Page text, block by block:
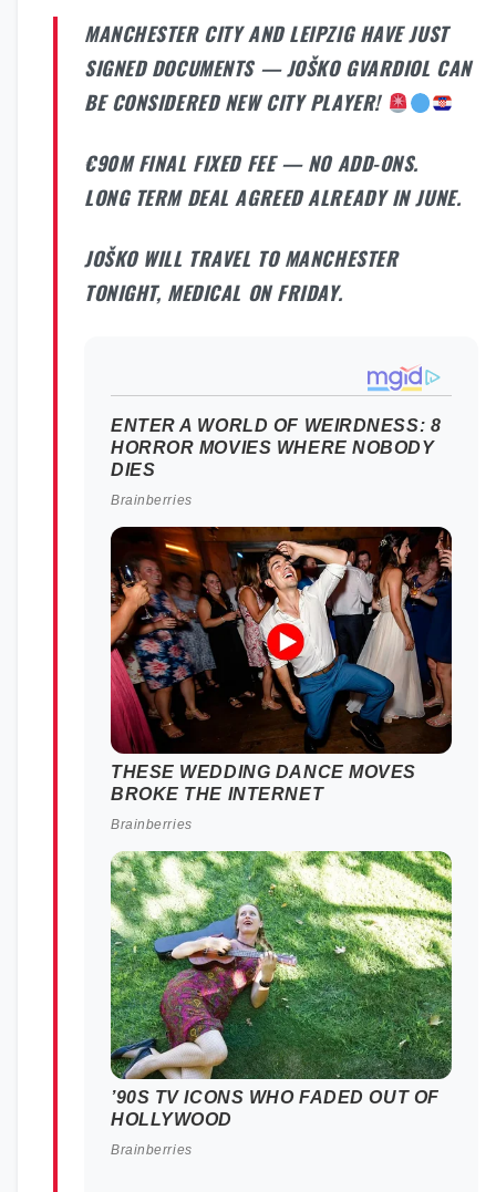
MANCHESTER CITY AND LEIPZIG HAVE JUST
SIGNED DOCUMENTS — JOŠKO GVARDIOL CAN
BE CONSIDERED NEW CITY PLAYER!
€90M FINAL FIXED FEE — NO ADD-ONS.
LONG TERM DEAL AGREED ALREADY IN JUNE.
JOŠKO WILL TRAVEL TO MANCHESTER
TONIGHT, MEDICAL ON FRIDAY.